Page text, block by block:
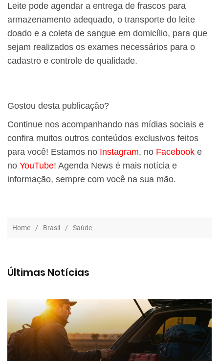
Leite pode agendar a entrega de frascos para
armazenamento adequado, o transporte do leite
doado e a coleta de sangue em domicílio, para que
sejam realizados os exames necessários para o
cadastro e controle de qualidade.
Gostou desta publicação?
Continue nos acompanhando nas mídias sociais e
confira muitos outros conteúdos exclusivos feitos
para você! Estamos no Instagram, no Facebook e
no YouTube! Agenda News é mais notícia e
informação, sempre com você na sua mão.
Home Brasil Saúde
Últimas Notícias